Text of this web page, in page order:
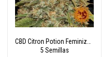
5 Semillas